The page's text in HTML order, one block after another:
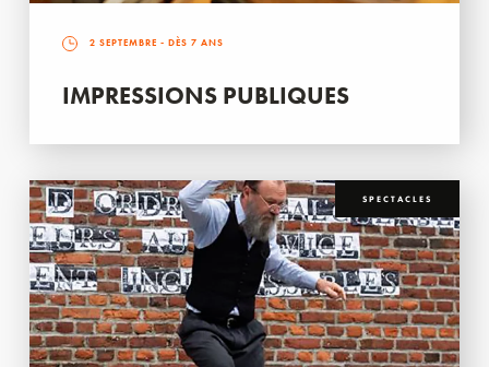
2 SEPTEMBRE - DÈS 7 ANS
IMPRESSIONS PUBLIQUES
SPECTACLES